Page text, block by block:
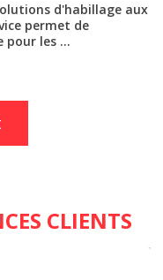
d'habillage aux
permet de
pour les ...
CLIENTS